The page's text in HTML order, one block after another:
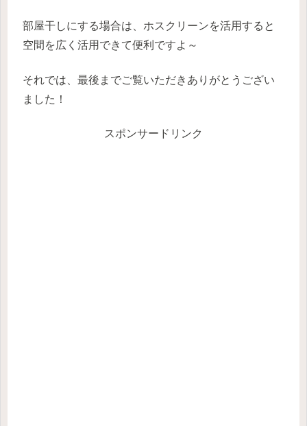
部屋干しにする場合は、ホスクリーンを活用すると
空間を広く活用できて便利ですよ～
それでは、最後までご覧いただきありがとうござい
ました！
スポンサードリンク